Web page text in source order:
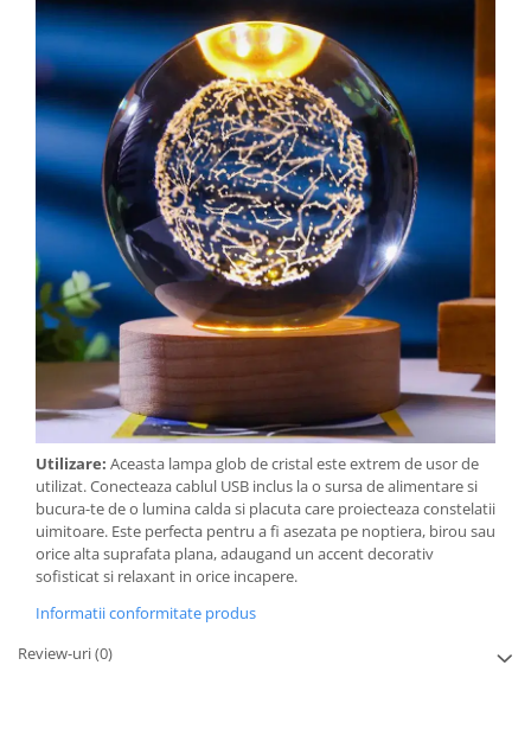
Utilizare: Aceasta lampa glob de cristal este extrem de usor de
utilizat. Conecteaza cablul USB inclus la o sursa de alimentare si
bucura-te de o lumina calda si placuta care proiecteaza constelatii
uimitoare. Este perfecta pentru a fi asezata pe noptiera, birou sau
orice alta suprafata plana, adaugand un accent decorativ
sofisticat si relaxant in orice incapere.
Informatii conformitate produs
Review-uri(0)